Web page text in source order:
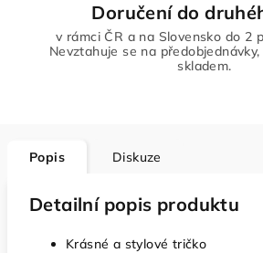
Doručení do
v rámci ČR a na Slovensko do 2
Nevztahuje se na
skladem.
Popis Diskuze
Detailní popis produktu
Krásné a stylové tričko